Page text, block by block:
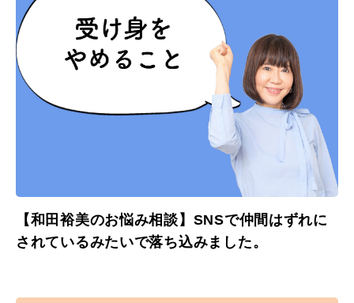
【和田裕美のお悩み相談】SNSで仲間はずれに
されているみたいで落ち込みました。